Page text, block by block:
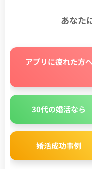
あなた
アプリに疲れた方へ
30代の婚活なら
婚活成功事例